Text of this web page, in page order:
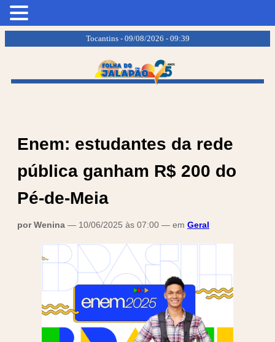
Tocantins - 09/08/2026 - 09:39
Enem: estudantes da rede
pública ganham R$ 200 do
Pé-de-Meia
por Wenina — 10/06/2025 às 07:00 — em Geral